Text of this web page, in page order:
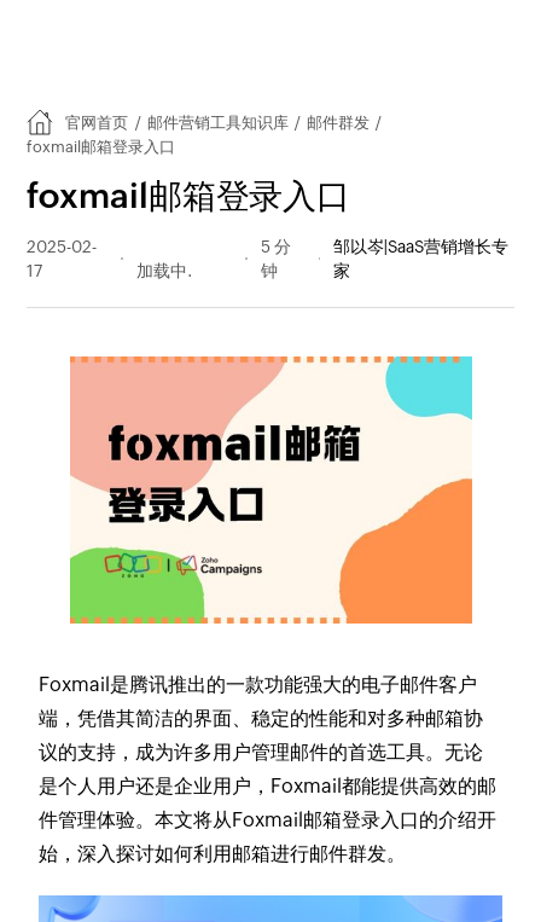
官网首页 / 邮件营销工具知识库 / 邮件群发 /
foxmail邮箱登录入口
foxmail邮箱登录入口
2025-02-
17
量
5 分
钟
邹以岑|SaaS营销增长专
家
Foxmail是腾讯推出的一款功能强大的电子邮件客户
端，凭借其简洁的界面、稳定的性能和对多种邮箱协
议的支持，成为许多用户管理邮件的首选工具。无论
是个人用户还是企业用户，Foxmail都能提供高效的邮
件管理体验。本文将从Foxmail邮箱登录入口的介绍开
始，深入探讨如何利用邮箱进行邮件群发。